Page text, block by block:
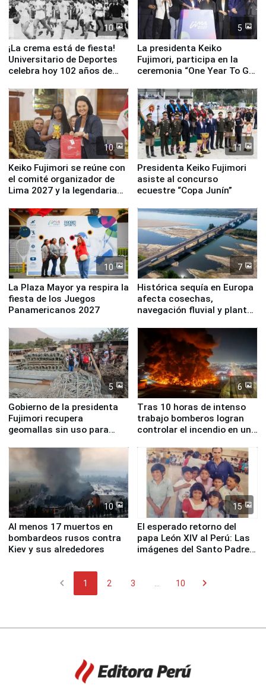
10
¡La crema está de fiesta!
Universitario de Deportes
celebra hoy 102 años de
5
La presidenta Keiko
Fujimori, participa en la
ceremonia “One Year To Go
10
Keiko Fujimori se reúne con
el comité organizador de
Lima 2027 y la legendaria
11
Presidenta Keiko Fujimori
asiste al concurso
ecuestre “Copa Junín”
10
La Plaza Mayor ya respira la
fiesta de los Juegos
Panamericanos 2027
7
Histórica sequía en Europa
afecta cosechas,
navegación fluvial y plantas
5
Gobierno de la presidenta
Fujimori recupera
geomallas sin uso para
Fenómeno El Niño
6
Tras 10 horas de intenso
trabajo bomberos logran
controlar el incendio en una
de Chile
10
Al menos 17 muertos en
bombardeos rusos contra
Kiev y sus alrededores
15
El esperado retorno del
papa León XIV al Perú: Las
imágenes del Santo Padre
chevron_left 1 2 3 10 chevron_right